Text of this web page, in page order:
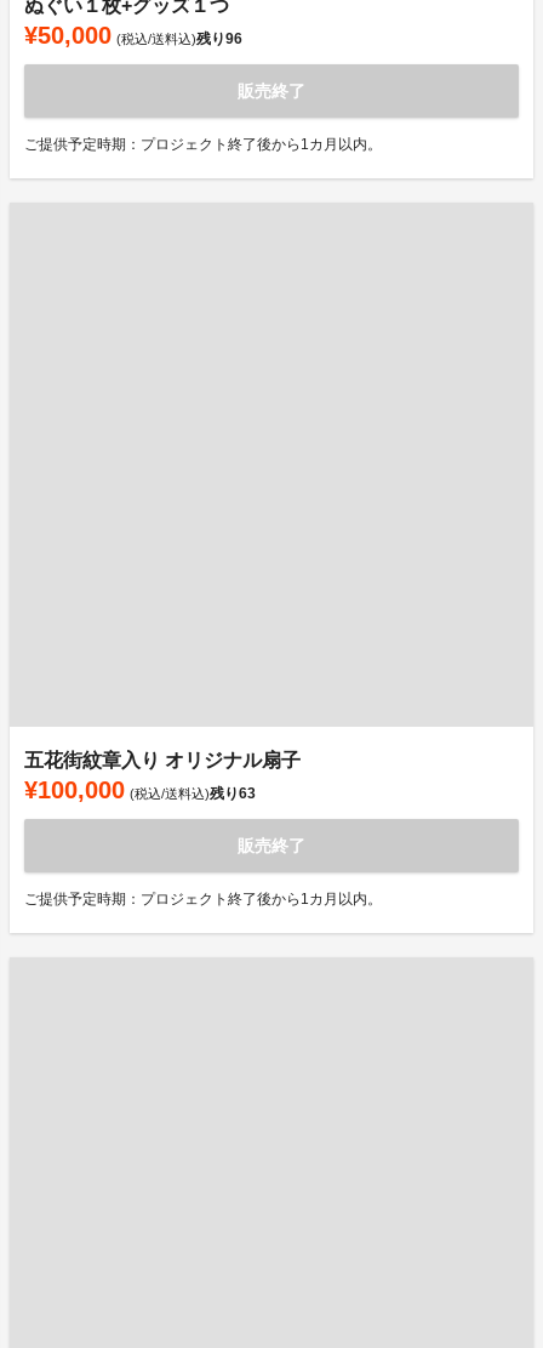
ぬぐい１枚+グッズ１つ
¥50,000 (税込/送料込)残り96
販売終了
ご提供予定時期：プロジェクト終了後から1カ月以内。
五花街紋章入り オリジナル扇子
¥100,000 (税込/送料込)残り63
販売終了
ご提供予定時期：プロジェクト終了後から1カ月以内。